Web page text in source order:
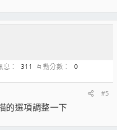
息 311 互動分數
0
#5
的選項調整一下